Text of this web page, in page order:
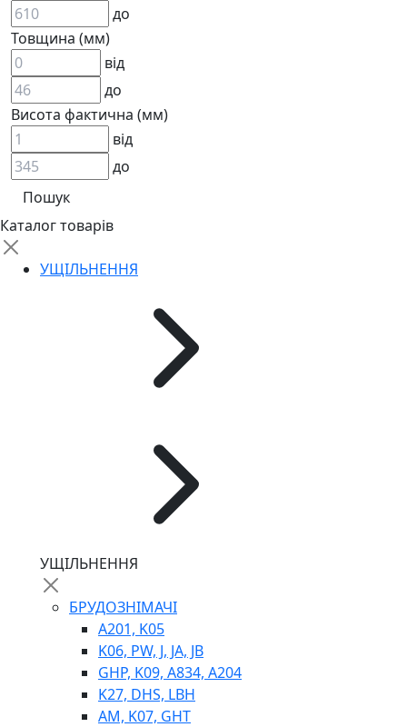
ГІДРАВЛІКА
АДАПТЕРИ
КЛАПАНИ
КРАНИ, ДИВЕРТОРИ
МАНОМЕТРИ
ФІЛЬТРИ
НАСОСИ-ДОЗАТОРИ
ГІДРОФІКАЦІЯ ТЯГАЧІВ
КОНТРОЛЬНО-ВИМІРЮВАЛЬНА АПАРАТУРА
ЛЕБІДКИ
ВТУЛКИ
до
Товщина (мм)
від
до
Висота фактична (мм)
від
до
Каталог товарів
УЩІЛЬНЕННЯ
УЩІЛЬНЕННЯ
БРУДОЗНІМАЧІ
A201, K05
K06, PW, J, JA, JB
GHP, K09, A834, A204
K27, DHS, LBH
AM, K07, GHT